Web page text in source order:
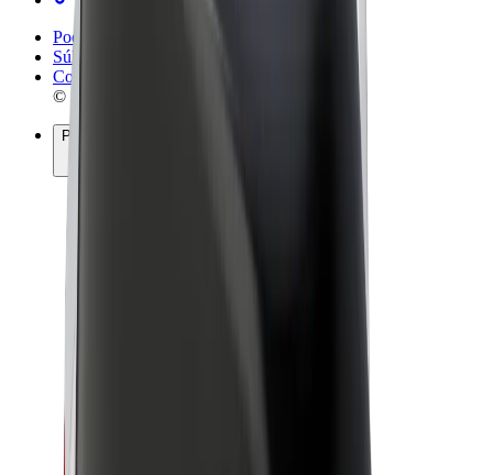
Podmienky používania
Súkromie
Cookies
© 2026 Bolt Technology OÜ
Produkty